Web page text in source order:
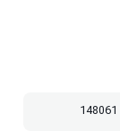
148061